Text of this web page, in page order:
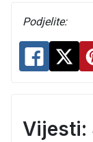
Podjelite:
Vijesti: